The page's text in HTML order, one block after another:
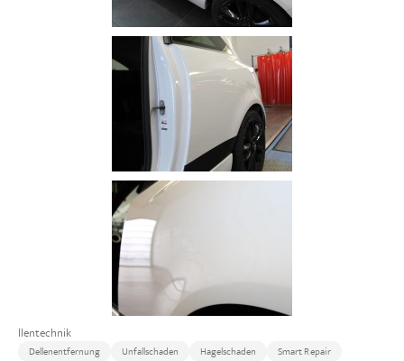
llentechnik
Dellenentfernung Unfallschaden Hagelschaden
Smart Repair